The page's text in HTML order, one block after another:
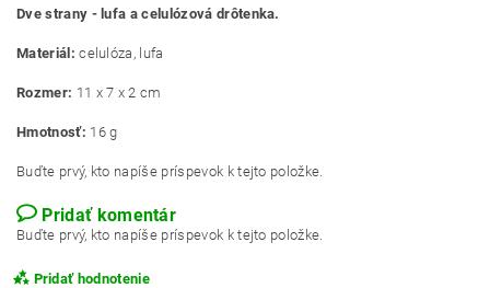
Dve strany - lufa a celulózová drôtenka.
Materiál: celulóza, lufa
Rozmer: 11 x 7 x 2 cm
Hmotnosť: 16 g
Buďte prvý, kto napíše príspevok k tejto položke.
Pridať komentár
Buďte prvý, kto napíše príspevok k tejto položke.
Pridať hodnotenie